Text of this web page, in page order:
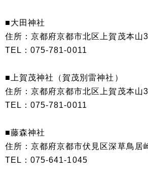
■大田神社
住所：京都府京都市北区上賀茂本山
TEL：075-781-0011
■上賀茂神社（賀茂別雷神社）
住所：京都府京都市北区上賀茂本山
TEL：075-781-0011
■藤森神社
住所：京都府京都市伏見区深草鳥居
TEL：075-641-1045